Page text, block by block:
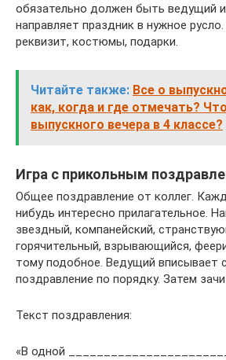
обязательно должен быть ведущий
направляет праздник в нужное
реквизит, костюмы, подарки.
Читайте также: Все о
как, когда и где отмечать?
выпускного вечера в 4 классе?
Игра с прикольным
Общее поздравление от коллег.
нибудь интересно прилагательное.
звездный, компанейский,
горячительный, взрывающийся,
тому подобное. Ведущий вписывает
поздравление по порядку. Затем
Текст поздравления:
«В одной